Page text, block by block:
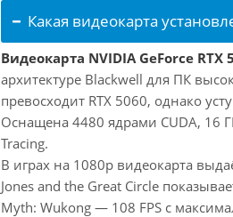
Какая видеокарта
Видеокарта NVIDIA GeForce RTX
архитектуре Blackwell для ПК
превосходит RTX 5060, однако
Оснащена 4480 ядрами CUDA, 16
Tracing.
В играх на 1080p видеокарта
Jones and the Great Circle
Myth: Wukong — 108 FPS с